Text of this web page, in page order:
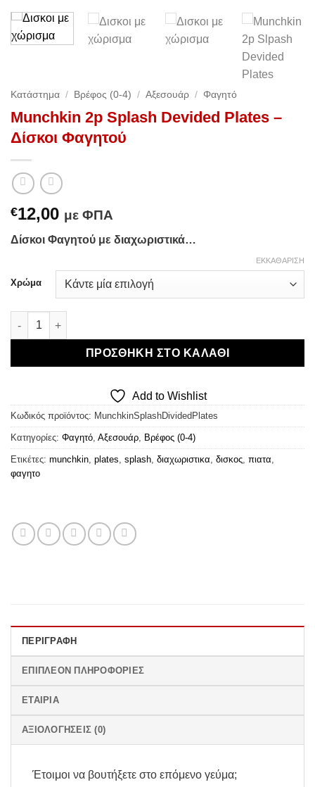
Κατάστημα / Βρέφος (0-4) / Αξεσουάρ / Φαγητό
Munchkin 2p Splash Devided Plates –
Δίσκοι Φαγητού
€12,00 με ΦΠΑ
Δίσκοι Φαγητού με διαχωριστικά…
Χρώμα
ΕΚΚΑΘΆΡΙΣΗ
Munchkin 2p Splash Devided Plates - Δίσκοι Φαγητού
ΠΡΟΣΘΉΚΗ ΣΤΟ ΚΑΛΆΘΙ
Add to Wishlist
Κωδικός προϊόντος: MunchkinSplashDividedPlates
Κατηγορίες: Φαγητό Αξεσουάρ Βρέφος (0-4)
Ετικέτες: munchkin plates splash διαχωριστικα δισκος πιατα
φαγητο
ΠΕΡΙΓΡΑΦΉ
ΕΠΙΠΛΈΟΝ ΠΛΗΡΟΦΟΡΊΕΣ
ΕΤΑΙΡΊΑ
ΑΞΙΟΛΟΓΉΣΕΙΣ (0)
Έτοιμοι να βουτήξετε στο επόμενο γεύμα;